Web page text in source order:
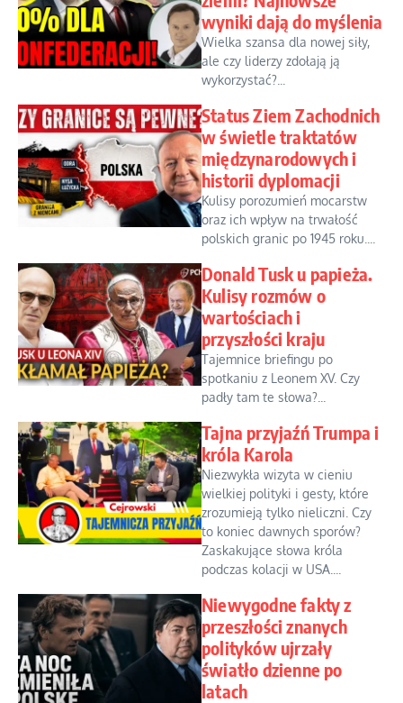
wyniki dają do myślenia
Wielka szansa dla nowej siły,
ale czy liderzy zdołają ją
wykorzystać?...
Status Ziem Zachodnich
w świetle traktatów
międzynarodowych i
historii dyplomacji
Kulisy porozumień mocarstw
oraz ich wpływ na trwałość
polskich granic po 1945 roku....
Donald Tusk u papieża.
Kulisy rozmów o
wartościach i
przyszłości kraju
Tajemnice briefingu po
spotkaniu z Leonem XV. Czy
padły tam te słowa?...
Tajna przyjaźń Trumpa i
króla Karola
Niezwykła wizyta w cieniu
wielkiej polityki i gesty, które
zrozumieją tylko nieliczni. Czy
to koniec dawnych sporów?
Zaskakujące słowa króla
podczas kolacji w USA....
Niewygodne fakty z
przeszłości znanych
polityków ujrzały
światło dzienne po
latach